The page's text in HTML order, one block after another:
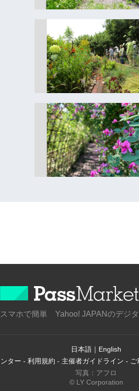
スマホで簡単 Yahoo! JAPANのデジタ
日本語 ｜ English
ター - 利用規約 - 主催者ガイドライン - ご
写真：アフロ
© LY Corporation